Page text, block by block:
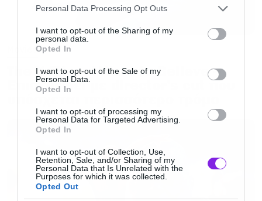
Please note that this website/app uses one or more Google
not limited to your visit or usage behaviour. You may click to
grant or deny consent to Google and its third-party tags to
use your data for below specified purposes in below Google
consent section.
Personal Data Processing Opt Outs
I want to opt-out of the Sharing of my
personal data.
Opted In
I want to opt-out of the Sale of my
Personal Data.
Opted In
I want to opt-out of processing my
Personal Data for Targeted Advertising.
Opted In
I want to opt-out of Collection, Use,
Retention, Sale, and/or Sharing of my
Personal Data that Is Unrelated with the
Purposes for which it was collected.
Opted Out
χαρακτήρα.
Ο Τοντ Φίλιπς είναι ένας από τους μεγάλους
κερδισμένους της ιστορίας, αφού είχε
ανταλλάξει την αμοιβή του για το πρότζεκτ με
μεγάλο μπόνους σε περίπτωση επιτυχίας, έτσι
θα λάβει ένα ποσό που θα αγγίζει τα 100
εκατομμύρια δολάρια.
Το επόμενο διάστημα αναμένεται η οριστική
συμφωνία για να έχουμε και τις ανακοινώσεις.
Movies
The X-Files: I Want to Believe –
Επιστρέφει με director’s cut που
υπόσχεται περισσότερο τρόμο